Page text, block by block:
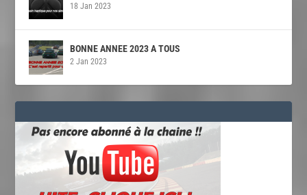
18 Jan 2023
BONNE ANNEE 2023 A TOUS
2 Jan 2023